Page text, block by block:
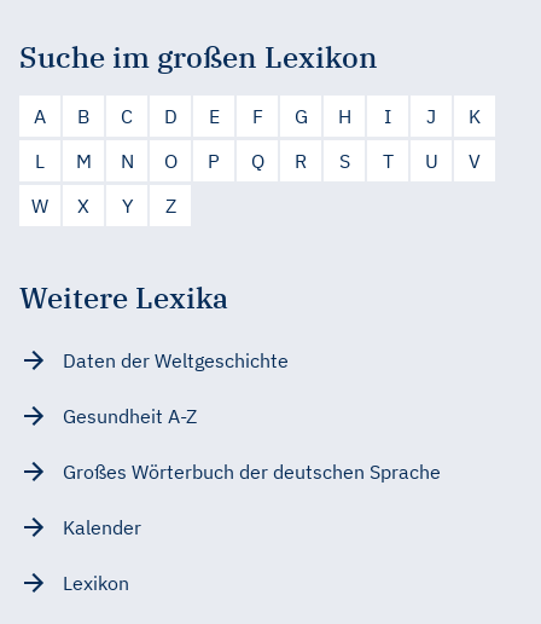
Suche im großen Lexikon
A B C D E F G H I J
K
L
M N O P Q R S T U
V
W
X Y Z
Weitere Lexika
Daten der Weltgeschichte
Gesundheit A-Z
Großes Wörterbuch der deutschen Sprache
Kalender
Lexikon